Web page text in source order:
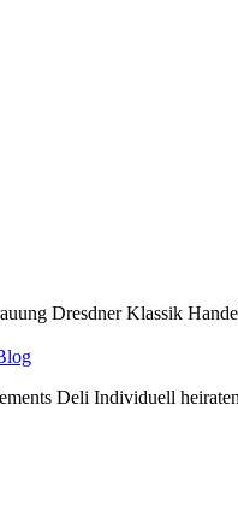
Dresdner Klassik
Deli Individuell